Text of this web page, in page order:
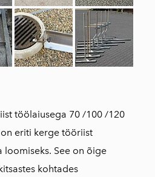
töölaiusega 70 /100 /120
eriti kerge tööriist
See on õige
kohtades